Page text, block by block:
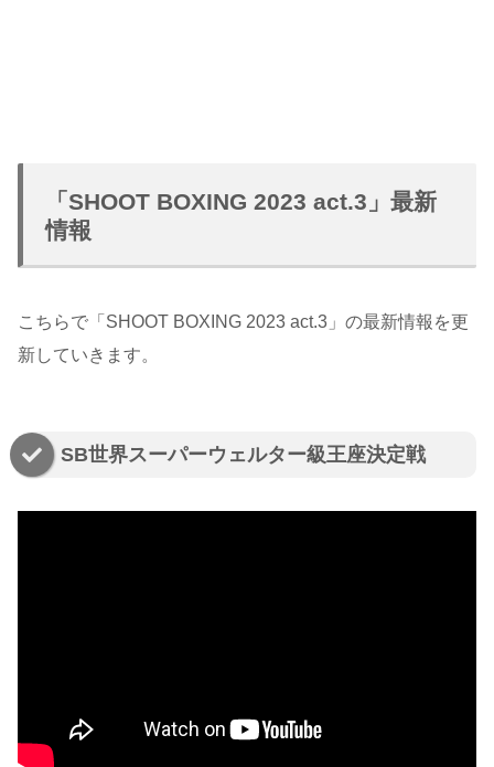
「SHOOT BOXING 2023 act.3」最新
情報
こちらで「SHOOT BOXING 2023 act.3」の最新情報を更
新していきます。
SB世界スーパーウェルター級王座決定戦